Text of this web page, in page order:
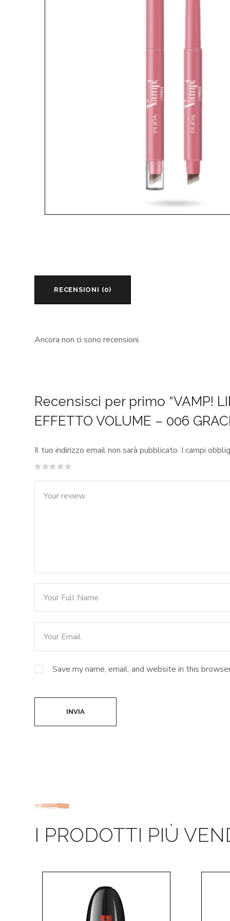
RECENSIONI (0)
Ancora non ci sono recensioni.
Recensisci per primo “VAMP!
EFFETTO VOLUME – 006
Il tuo indirizzo email non sarà pubblicato. I campi
Save my name, email, and website in this
INVIA
I PRODOTTI PIÙ